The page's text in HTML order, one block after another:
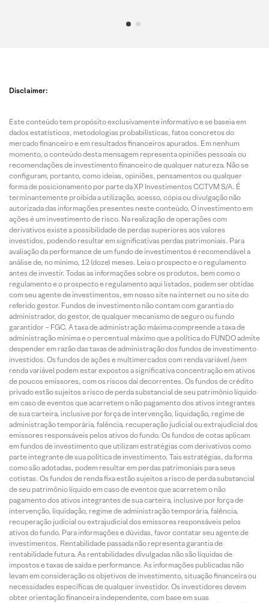
Disclaimer:
Este conteúdo tem propósito exclusivamente informativo e se baseia em
dados estatísticos, metodologias probabilísticas, fatos concretos do
mercado financeiro e em resultados financeiros apurados. Em nenhum
momento, o conteúdo desta mensagem representa opiniões pessoais ou
recomendações de investimento financeiro de qualquer natureza. Não se
configuram, portanto, como ideias, opiniões, pensamentos ou qualquer
forma de posicionamento por parte da XP Investimentos CCTVM S/A. É
terminantemente proibida a utilização, acesso, cópia ou divulgação não
autorizada das informações presentes neste conteúdo. O investimento em
ações é um investimento de risco. Na realização de operações com
derivativos existe a possibilidade de perdas superiores aos valores
investidos, podendo resultar em significativas perdas patrimoniais. Para
avaliação da performance de um fundo de investimentos é recomendável a
análise de, no mínimo, 12 (doze) meses. Leia o prospecto e o regulamento
antes de investir. Todas as informações sobre os produtos, bem como o
regulamento e o prospecto e regulamento aqui listados, podem ser obtidas
com seu agente de investimentos, em nosso site na internet ou no site do
referido gestor. Fundos de investimento não contam com garantia do
administrador, do gestor, de qualquer mecanismo de seguro ou fundo
garantidor – FGC. A taxa de administração máxima compreende a taxa de
administração mínima e o percentual máximo que a política do FUNDO admite
despender em razão das taxas de administração dos fundos de investimento
investidos. Os fundos de ações e multimercados com renda variável /sem
renda variável podem estar expostos a significativa concentração em ativos
de poucos emissores, com os riscos daí decorrentes. Os fundos de crédito
privado estão sujeitos a risco de perda substancial de seu patrimônio líquido
em caso de eventos que acarretem o não pagamento dos ativos integrantes
de sua carteira, inclusive por força de intervenção, liquidação, regime de
administração temporária, falência, recuperação judicial ou extrajudicial dos
emissores responsáveis pelos ativos do fundo. Os fundos de cotas aplicam
em fundos de investimento que utilizam estratégias com derivativos como
parte integrante de sua política de investimento. Tais estratégias, da forma
como são adotadas, podem resultar em perdas patrimoniais para seus
cotistas. Os fundos de renda fixa estão sujeitos a risco de perda substancial
de seu patrimônio líquido em caso de eventos que acarretem o não
pagamento dos ativos integrantes de sua carteira, inclusive por força de
intervenção, liquidação, regime de administração temporária, falência,
recuperação judicial ou extrajudicial dos emissores responsáveis pelos
ativos do fundo. Para informações e dúvidas, favor contatar seu agente de
investimentos. Rentabilidade passada não representa garantia de
rentabilidade futura. As rentabilidades divulgadas não são líquidas de
impostos e taxas de saída e performance. As informações publicadas não
levam em consideração os objetivos de investimento, situação financeira ou
necessidades específicas de qualquer investidor. Os investidores devem
obter orientação financeira independente, com base em suas